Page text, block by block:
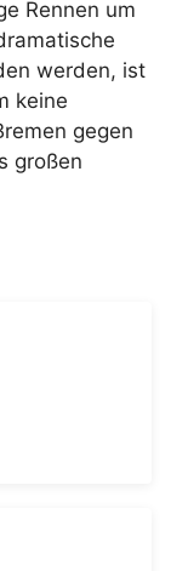
Rennen um
werden, ist
keine
gegen
großen